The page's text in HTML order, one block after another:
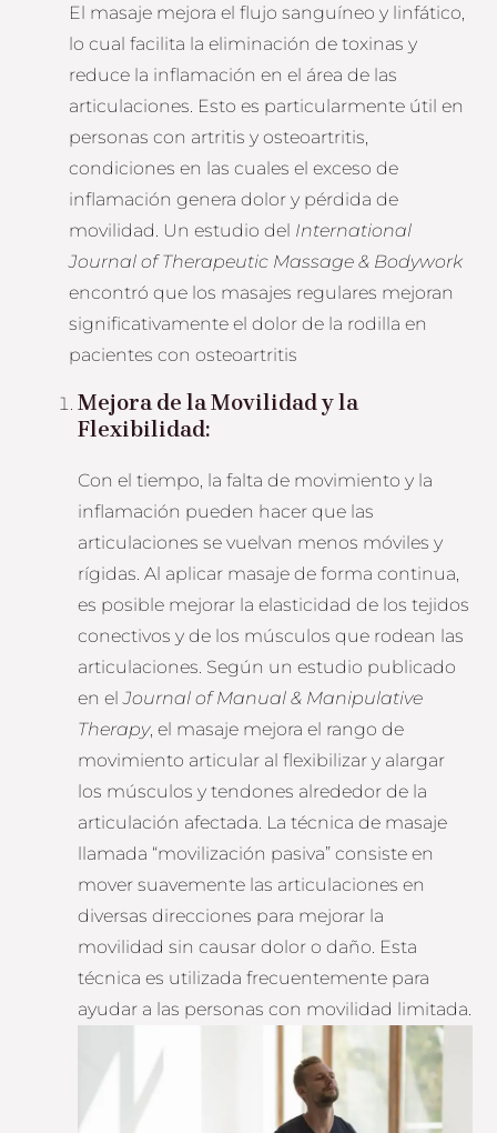
El masaje mejora el flujo sanguíneo y linfático,
lo cual facilita la eliminación de toxinas y
reduce la inflamación en el área de las
articulaciones. Esto es particularmente útil en
personas con artritis y osteoartritis,
condiciones en las cuales el exceso de
inflamación genera dolor y pérdida de
movilidad. Un estudio del International
Journal of Therapeutic Massage & Bodywork
encontró que los masajes regulares mejoran
significativamente el dolor de la rodilla en
pacientes con osteoartritis​
Mejora de la Movilidad y la
Flexibilidad:
Con el tiempo, la falta de movimiento y la
inflamación pueden hacer que las
articulaciones se vuelvan menos móviles y
rígidas. Al aplicar masaje de forma continua,
es posible mejorar la elasticidad de los tejidos
conectivos y de los músculos que rodean las
articulaciones. Según un estudio publicado
en elJournal of Manual & Manipulative
Therapy, el masaje mejora el rango de
movimiento articular al flexibilizar y alargar
los músculos y tendones alrededor de la
articulación afectada. La técnica de masaje
llamada “movilización pasiva” consiste en
mover suavemente las articulaciones en
diversas direcciones para mejorar la
movilidad sin causar dolor o daño. Esta
técnica es utilizada frecuentemente para
ayudar a las personas con movilidad limitada.